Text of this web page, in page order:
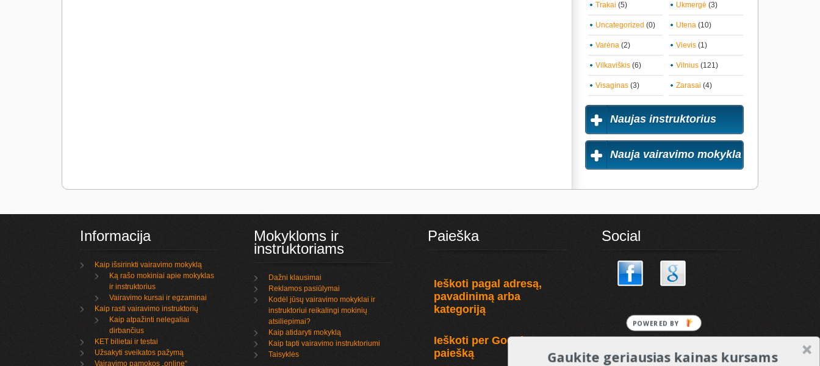
Trakai (5) Ukmergė (3)
Uncategorized (0) Utena (10)
Varėna (2) Vievis (1)
Vilkaviškis (6) Vilnius (121)
Visaginas (3) Zarasai (4)
Naujas instruktorius
Nauja vairavimo mokykla
Informacija
Kaip išsirinkti vairavimo mokyklą
Ką rašo mokiniai apie mokyklas
ir instruktorius
Vairavimo kursai ir egzaminai
Kaip rasti vairavimo instruktorių
Kaip atpažinti nelegaliai
dirbančius
KET bilietai ir testai
Užsakyti sveikatos pažymą
Vairavimo pamokos „online“
Mokykloms ir
instruktoriams
Dažni klausimai
Reklamos pasiūlymai
Kodėl jūsų vairavimo mokyklai ir
instruktoriui reikalingi mokinių
atsiliepimai?
Kaip atidaryti mokyklą
Kaip tapti vairavimo instruktoriumi
Taisyklės
Paieška
Ieškoti pagal adresą,
pavadinimą arba
kategoriją
Ieškoti per Google
paiešką
Social
Gaukite geriausias kainas kursams
POWERED
BY